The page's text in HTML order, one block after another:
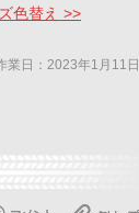
色替え >>
業日：2023年1月11日